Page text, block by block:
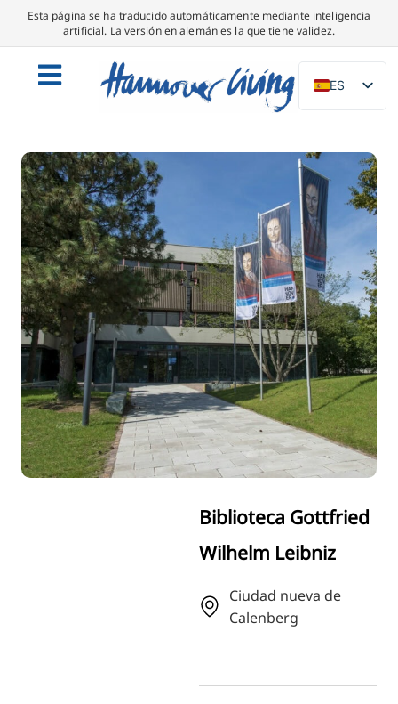
Esta página se ha traducido automáticamente mediante inteligencia
artificial. La versión en alemán es la que tiene validez.
ES
DE
PL
IT
DA
SV
FR
PT
TR
RU
FI
ZH
JA
UK
Biblioteca Gottfried
Wilhelm Leibniz
Ciudad nueva de
Calenberg